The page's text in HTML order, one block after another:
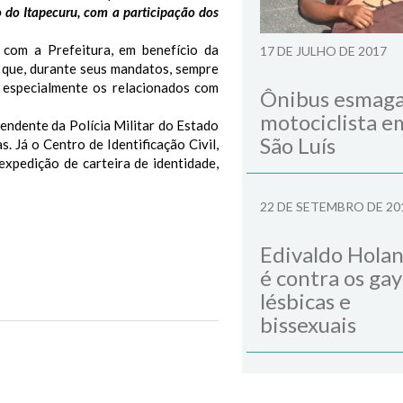
do Itapecuru, com a participação dos
a Prefeitura, em benefício da
durante seus mandatos, sempre
os relacionados com
da Polícia Militar do Estado
Já o Centro de Identificação Civil,
de carteira de identidade,
17 DE JULHO DE 2017
Ônibus
motociclista
São Luís
22 DE SETEMBRO DE
Edivaldo
é contra os
lésbicas e
bissexuais